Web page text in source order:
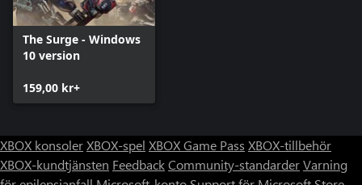
The Surge - Windows
10 version
159,00 kr+
XBOX konsolerXBOX-spel XBOX Game Pass XBOX-tillbehör
XBOX-kundtjänsten FeedbackCommunity-standarderVarning